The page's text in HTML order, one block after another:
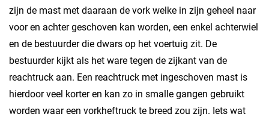
zijn de mast met daaraan de vork welke in zijn geheel naar
voor en achter geschoven kan worden, een enkel achterwiel
en de bestuurder die dwars op het voertuig zit. De
bestuurder kijkt als het ware tegen de zijkant van de
reachtruck aan. Een reachtruck met ingeschoven mast is
hierdoor veel korter en kan zo in smalle gangen gebruikt
worden waar een vorkheftruck te breed zou zijn. Iets wat